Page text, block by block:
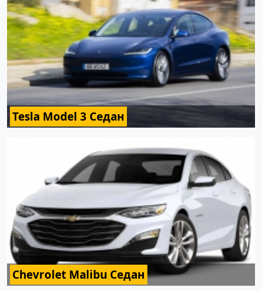
Tesla Model 3 Седан
Chevrolet Malibu Седан